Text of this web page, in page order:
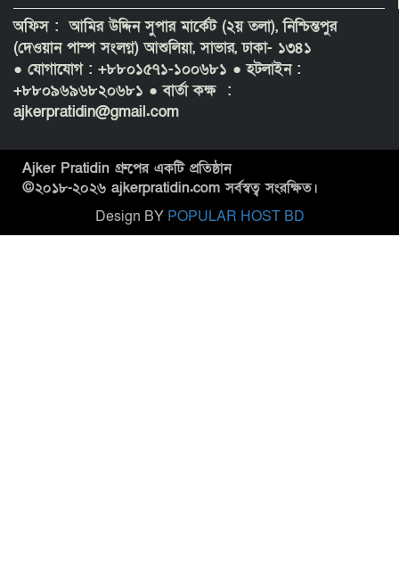
অফিস : আমির উদ্দিন সুপার মার্কেট (২য় তলা), নিশ্চিন্তপুর
(দেওয়ান পাম্প সংলগ্ন) আশুলিয়া, সাভার, ঢাকা- ১৩৪১
● যোগাযোগ : +৮৮০১৫৭১-১০০৬৮১ ● হটলাইন :
+৮৮০৯৬৯৬৮২০৬৮১ ● বার্তা কক্ষ :
ajkerpratidin@gmail.com
Ajker Pratidin গ্রুপের একটি প্রতিষ্ঠান
©২০১৮-২০২৬ ajkerpratidin.com সর্বস্বত্ব সংরক্ষিত।
Design BY POPULAR HOST BD